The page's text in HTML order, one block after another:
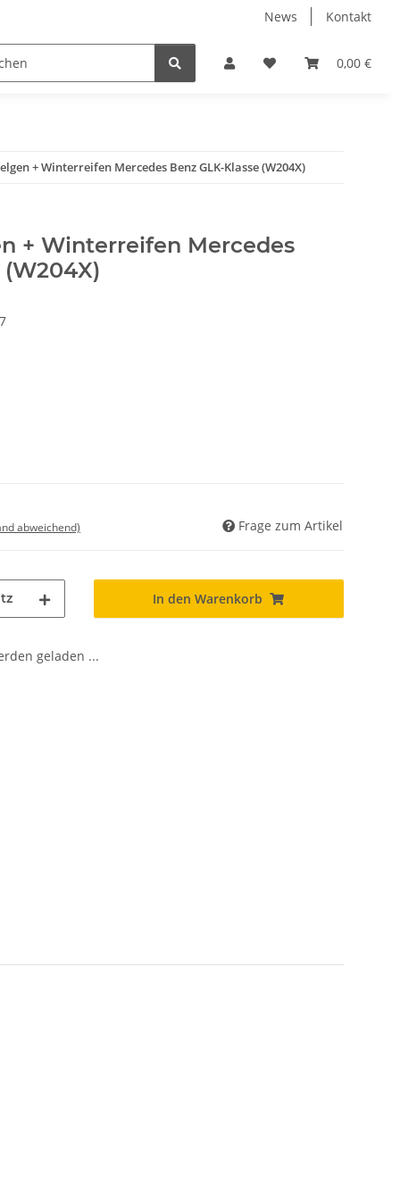
News Kontakt
0,00 €
% Restposten % Zentrierringe
+ Winterreifen Mercedes Benz GLK-Klasse (W204X)
+ Winterreifen Mercedes
abweichend) Frage zum Artikel
In den Warenkorb
geladen ...